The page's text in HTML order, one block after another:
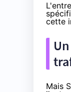
cette
Mais